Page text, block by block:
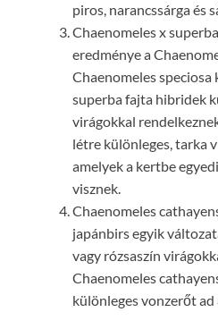
piros, narancssárga és
Chaenomeles x
eredménye a
Chaenomeles
superba fajta hibridek
virágokkal
létre különleges, tarka
amelyek a kertbe
visznek.
Chaenomeles
japánbirs egyik
vagy rózsaszín
Chaenomeles
különleges vonzerőt ad